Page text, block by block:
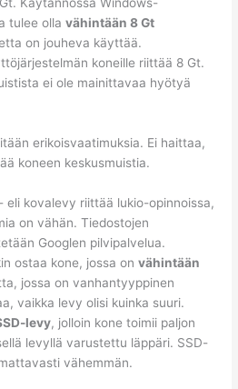
tulee ollavähintään 8 Gt
on jouheva käyttää.
koneille riittää 8 Gt.
ei ole mainittavaa hyötyä
erikoisvaatimuksia. Ei haittaa,
koneen keskusmuistia.
eli kovalevy riittää lukio-opinnoissa,
on vähän. Tiedostojen
Googlen pilvipalvelua.
ostaa kone, jossa onvähintään
jossa on vanhantyyppinen
vaikka levy olisi kuinka suuri.
levy, jolloin kone toimii paljon
levyllä varustettu läppäri. SSD-
vähemmän.